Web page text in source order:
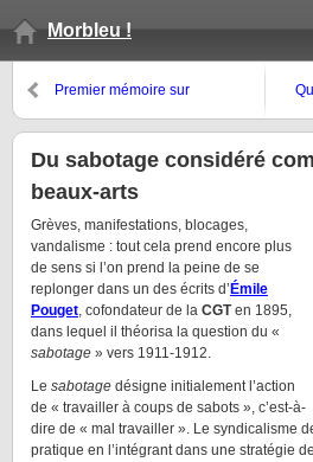
Morbleu !
Premier mémoire sur
l’informatique nouménale
Du sabotage considéré
beaux-arts
Grèves, manifestations, blocages,
vandalisme : tout cela prend encore plus
de sens si l’on prend la peine de se
replonger dans un des écrits d’ Émile
Pouget, cofondateur de la CGTen 1895,
dans lequel il théorisa la question du «
sabotage » vers 1911-1912.
Le sabotage désigne initialement l’action
de « travailler à coups de sabots », c’est-à-
dire de « mal travailler ». Le syndicalisme
pratique en l’intégrant dans une stratégie